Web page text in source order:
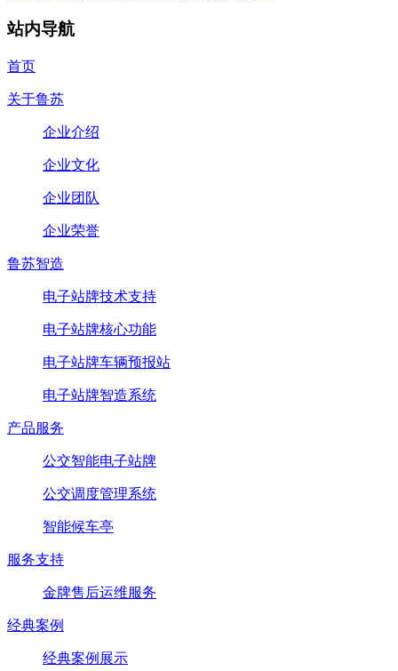
站内导航
首页
关于鲁苏
企业介绍
企业文化
企业团队
企业荣誉
鲁苏智造
电子站牌技术支持
电子站牌核心功能
电子站牌车辆预报站
电子站牌智造系统
产品服务
公交智能电子站牌
公交调度管理系统
智能候车亭
服务支持
金牌售后运维服务
经典案例
经典案例展示